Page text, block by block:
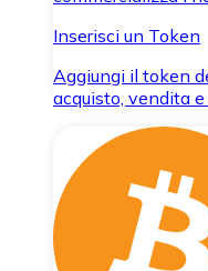
Inserisci un Token
Aggiungi il token
acquisto, vendita